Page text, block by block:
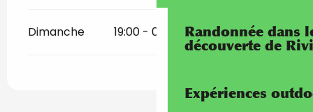
Randonnée dans
découverte de
Expériences
Dimanche 19:00 - 00:00